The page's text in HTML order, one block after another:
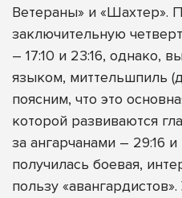
Ветераны» и «Шахтер».
заключительную
– 17:10 и 23:16, однако,
языком, миттельшпиль
поясним, что это
которой развиваются
за ангарчанами – 29:16 и
получилась боевая,
пользу